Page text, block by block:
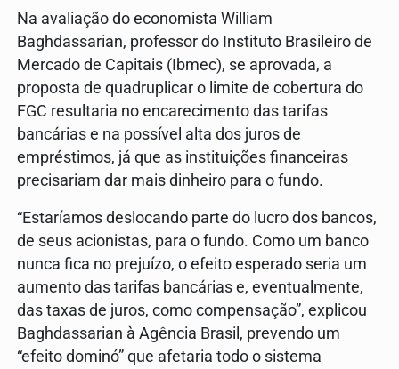
Na avaliação do economista William
Baghdassarian, professor do Instituto Brasileiro de
Mercado de Capitais (Ibmec), se aprovada, a
proposta de quadruplicar o limite de cobertura do
FGC resultaria no encarecimento das tarifas
bancárias e na possível alta dos juros de
empréstimos, já que as instituições financeiras
precisariam dar mais dinheiro para o fundo.
“Estaríamos deslocando parte do lucro dos bancos,
de seus acionistas, para o fundo. Como um banco
nunca fica no prejuízo, o efeito esperado seria um
aumento das tarifas bancárias e, eventualmente,
das taxas de juros, como compensação”, explicou
Baghdassarian à Agência Brasil, prevendo um
“efeito dominó” que afetaria todo o sistema